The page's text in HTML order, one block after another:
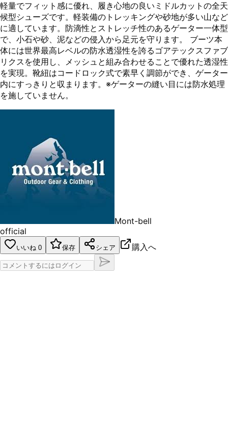
軽量でフィット感に優れ、履き心地の良いミドルカットの全天
候型シューズです。軽装備のトレッキングや砂地が多い山など
に適しています。防滴性とストレッチ性のあるゲーター一体型
で、小石や砂、泥などの侵入から足元を守ります。 ブーツ本
体には世界最高レベルの防水透湿性を誇るゴアテックスファブ
リクスを使用し、メッシュと組み合わせることで優れた透湿性
を実現。靴紐はコードロック式で素早く調節ができ、ゲーター
内にすっきりと収まります。※ゲーターの縫い目には防水処理
を施していません。
Mont-bell
official
いいね 0 保存 シェア 購入へ